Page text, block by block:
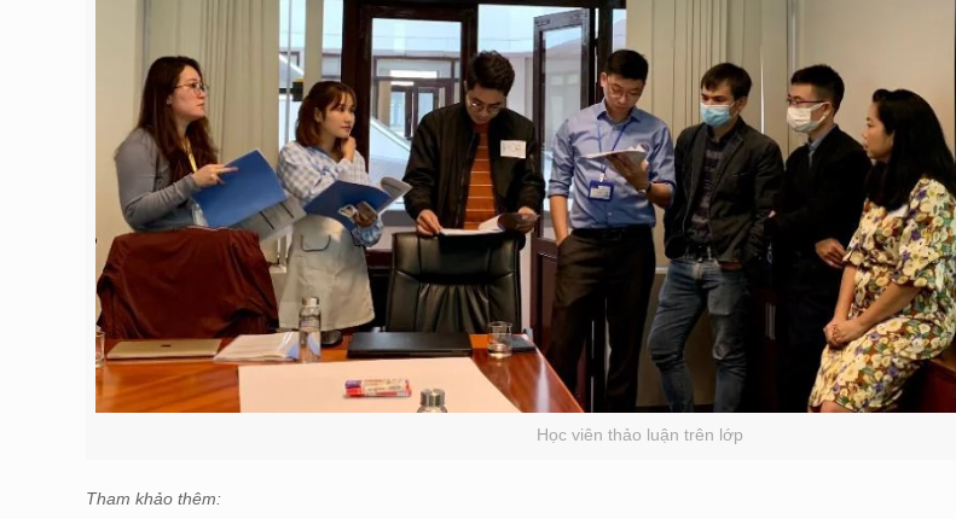
Học viên thảo luận trên lớp
Tham khảo thêm: